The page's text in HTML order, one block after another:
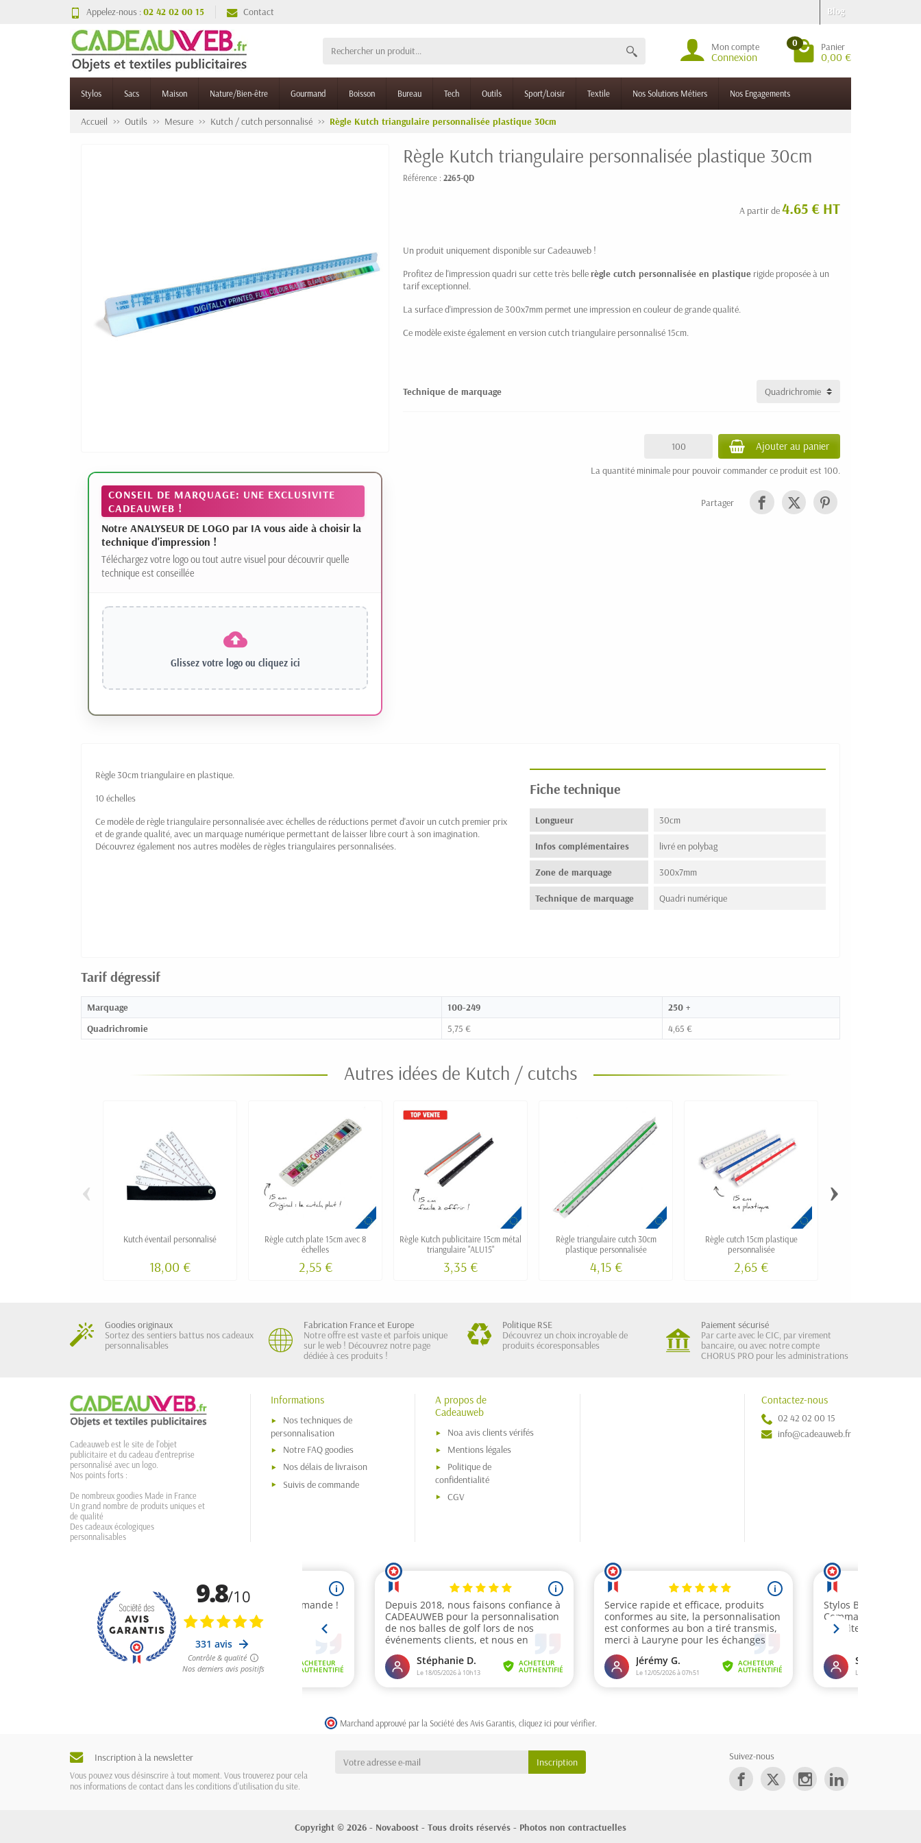
Appelez-nous :02 42 02 00 15 Contact Blog
Mon compte
Connexion
0 Panier
0,00 €
Stylos Sacs Maison Nature/Bien-être Gourmand Boisson Bureau Tech Outils Sport/Loisir Textile Nos Solutions Métiers Nos Engagements
Accueil Outils Mesure Kutch / cutch personnalisé Règle Kutch triangulaire personnalisée plastique 30cm
CONSEIL DE MARQUAGE: UNE EXCLUSIVITE
CADEAUWEB !
Notre ANALYSEUR DE LOGO par IA vous aide à choisir la
technique d'impression !
Téléchargez votre logo ou tout autre visuel pour découvrir quelle
technique est conseillée
Glissez votre logo ou cliquez ici
Règle Kutch triangulaire personnalisée plastique 30cm
Référence : 2265-QD
A partir de4.65 € HT
Un produit uniquement disponible sur Cadeauweb !
Profitez de l'impression quadri sur cette très bellerègle cutch personnalisée en plastique rigide proposée à un
tarif exceptionnel.
La surface d'impression de 300x7mm permet une impression en couleur de grande qualité.
Ce modèle existe également en version cutch triangulaire personnalisé 15cm.
Technique de marquage
Ajouter au panier
La quantité minimale pour pouvoir commander ce produit est 100.
Partager
Règle 30cm triangulaire en plastique.
10 échelles
Ce modèle de règle triangulaire personnalisée avec échelles de réductions permet d'avoir un cutch premier prix
et de grande qualité, avec un marquage numérique permettant de laisser libre court à son imagination.
Découvrez également nos autres modèles de règles triangulaires personnalisées
Fiche technique
Longueur 30cm
Infos complémentaires livré en polybag
Zone de marquage 300x7mm
Technique de marquage Quadri numérique
Tarif dégressif
Marquage 100-249
250 +
Quadrichromie
5,75 € 4,65 €
Autres idées de Kutch / cutchs
Kutch éventail personnalisé
18,00 €
Règle cutch plate 15cm avec 8
échelles
2,55 €
Règle Kutch publicitaire 15cm métal
triangulaire "ALU15"
3,35 €
Règle triangulaire cutch 30cm
plastique personnalisée
4,15 €
Règle cutch 15cm plastique
personnalisée
2,65 €
‹ ›
Goodies originaux
Sortez des sentiers battus nos cadeaux
personnalisables
Fabrication France et Europe
Notre offre est vaste et parfois unique
sur le web ! Découvrez notre page
dédiée à ces produits !
Politique RSE
Découvrez un choix incroyable de
produits écoresponsables
Paiement sécurisé
Par carte avec le CIC, par virement
bancaire, ou avec notre compte
CHORUS PRO pour les administrations
Cadeauweb est le site de l'objet
publicitaire et du cadeau d'entreprise
personnalisé avec un logo.
Nos points forts :
De nombreux goodies Made in France
Un grand nombre de produits uniques et
de qualité
Des cadeaux écologiques
personnalisables
Informations
Nos techniques de
personnalisation
Notre FAQ goodies
Nos délais de livraison
Suivis de commande
A propos de
Cadeauweb
Noa avis clients vérifés
Mentions légales
Politique de
confidentialité
CGV
Contactez-nous
02 42 02 00 15
info@cadeauweb.fr
Marchand approuvé par la Société des Avis Garantis, cliquez ici pour vérifier
Inscription à la newsletter
Vous pouvez vous désinscrire à tout moment. Vous trouverez pour cela
nos informations de contact dans les conditions d'utilisation du site.
Suivez-nous
Copyright © 2026 - Novaboost - Tous droits réservés - Photos non contractuelles